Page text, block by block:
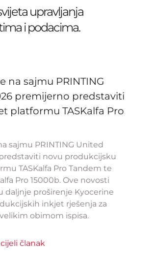
upravljanja
i podacima.
na sajmu PRINTING
premijerno predstaviti
platformu TASKalfa Pro
sajmu PRINTING United
novu produkcijsku
TASKalfa Pro Tandem te
Pro 15000b. Ove novosti
daljnje proširenje Kyocerine
inkjet rješenja za
obimom ispisa.
članak